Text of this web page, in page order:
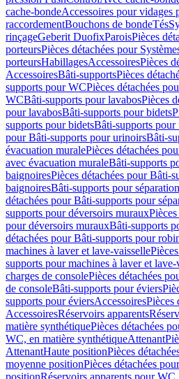
cache-bondeAccessoires pour vidages
raccordementBouchons de bondeTés
rinçageGeberit DuofixParoisPièces
porteursPièces détachées pour
porteursHabillagesAccessoiresPièces
AccessoiresBâti-supportsPièces
supports pour WCPièces détachées
WCBâti-supports pour lavabosPièces
pour lavabosBâti-supports pour bidets
supports pour bidetsBâti-supports pour
pour Bâti-supports pour urinoirsBâti-
évacuation muralePièces détachées
avec évacuation muraleBâti-supports
baignoiresPièces détachées pour Bâti-
baignoiresBâti-supports pour
détachées pour Bâti-supports pour
supports pour déversoirs muraux
pour déversoirs murauxBâti-supports
détachées pour Bâti-supports pour
machines à laver et lave-vaisselle
supports pour machines à laver et lave-
charges de consolePièces détachées
de consoleBâti-supports pour éviers
supports pour éviersAccessoiresPièces
AccessoiresRéservoirs apparents
matière synthétiquePièces détachées
WC, en matière synthétiqueAttenant
AttenantHaute positionPièces
moyenne positionPièces détachées
positionRéservoirs apparents pour